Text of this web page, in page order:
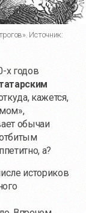
Источник:
х годов
кажется,
обычаи
а?
историков